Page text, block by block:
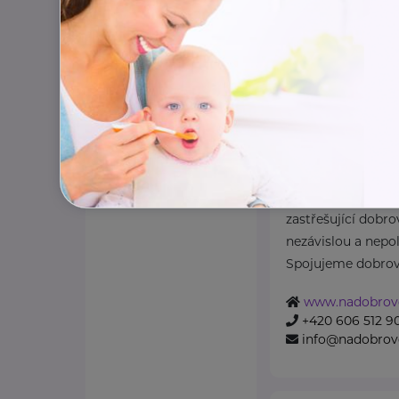
Národní
zastřešující
nezávislou a
Spojujeme
+420 606 512